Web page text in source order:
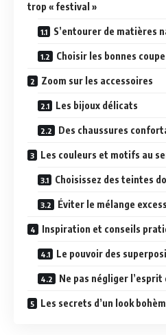
trop « festival »
S’entourer de matières
Choisir les bonnes
Zoom sur les accessoires
Les bijoux délicats
Des chaussures
Les couleurs et motifs au
Choisissez des teintes
Éviter le mélange
Inspiration et conseils
Le pouvoir des
Ne pas négliger l’esprit
Les secrets d’un look